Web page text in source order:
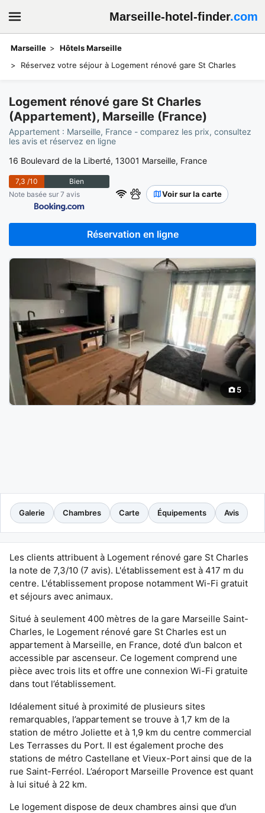
Marseille-hotel-finder.com
Marseille
Hôtels Marseille
Réservez votre séjour à Logement rénové gare St Charles
Logement rénové gare St Charles
(Appartement), Marseille (France)
Appartement : Marseille, France - comparez les prix, consultez
les avis et réservez en ligne
16 Boulevard de la Liberté, 13001 Marseille, France
7,3 /10
Bien
Note basée sur 7 avis
Voir sur la carte
Réservation en ligne
5
Galerie Chambres Carte Équipements Avis
Les clients attribuent à Logement rénové gare St Charles
la note de 7,3/10 (7 avis). L'établissement est à 417 m du
centre. L'établissement propose notamment Wi-Fi gratuit
et séjours avec animaux.
Situé à seulement 400 mètres de la gare Marseille Saint-
Charles, le Logement rénové gare St Charles est un
appartement à Marseille, en France, doté d’un balcon et
accessible par ascenseur. Ce logement comprend une
pièce avec trois lits et offre une connexion Wi-Fi gratuite
dans tout l’établissement.
Idéalement situé à proximité de plusieurs sites
remarquables, l’appartement se trouve à 1,7 km de la
station de métro Joliette et à 1,9 km du centre commercial
Les Terrasses du Port. Il est également proche des
stations de métro Castellane et Vieux-Port ainsi que de la
rue Saint-Ferréol. L’aéroport Marseille Provence est quant
à lui situé à 22 km.
Le logement dispose de deux chambres ainsi que d’un